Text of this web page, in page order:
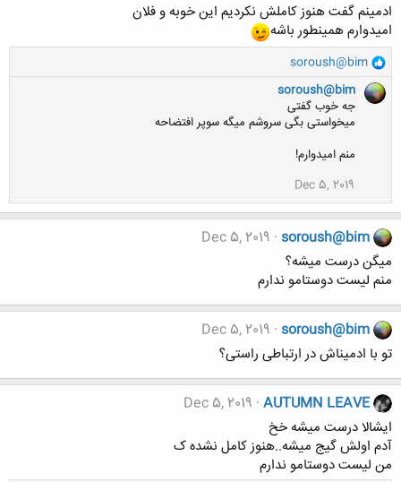
ادمینم گفت هنوز کاملش نکردیم این خوبه و فلان
امیدوارم همینطور باشه
و
ک
ن
soroush@bim
soroush@bim
جه خوب گفتی
میخواستی بگی سروشم میگه سوپر افتضاحه
منم امیدوارم!
Dec 5, 2019
soroush@bim
Dec 5, 2019
میگن درست میشه؟
منم لیست دوستامو ندارم
soroush@bim
Dec 5, 2019
تو با ادمیناش در ارتباطی راستی؟
AUTUMN LEAVE
Dec 5, 2019
ایشالا درست میشه خخ
آدم اولش گیج میشه..هنوز کامل نشده ک
من لیست دوستامو ندارم